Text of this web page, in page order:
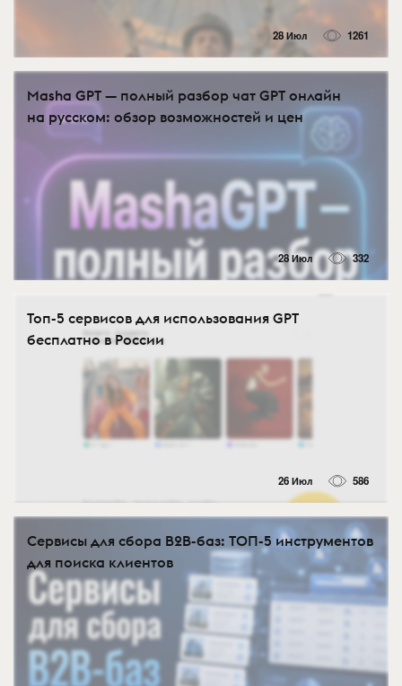
28 Июл 1261
Masha GPT — полный разбор чат GPT онлайн
на русском: обзор возможностей и цен
28 Июл 332
Топ-5 сервисов для использования GPT
бесплатно в России
26 Июл 586
Сервисы для сбора B2B-баз: ТОП-5 инструментов
для поиска клиентов